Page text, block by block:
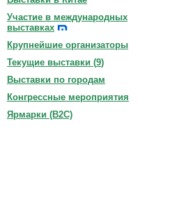
Участие в международных
выставках
Крупнейшие организаторы
Текущие выставки (9)
Выставки по городам
Конгрессные мероприятия
Ярмарки (B2C)